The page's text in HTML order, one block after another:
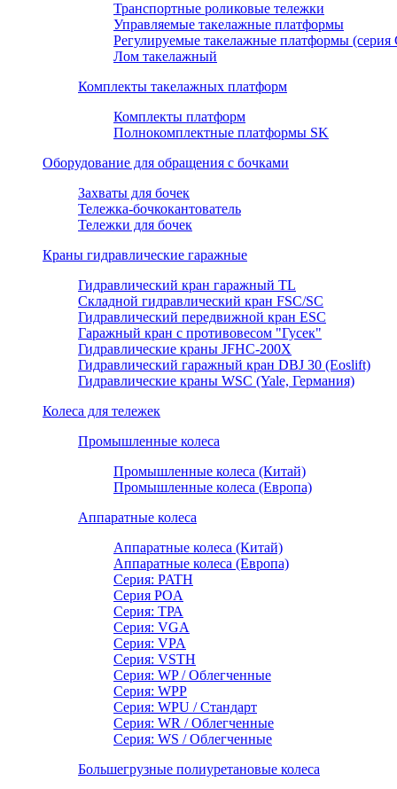
Транспортные роликовые тележки
Управляемые такелажные платформы
Регулируемые такелажные платформы (серия
Лом такелажный
Комплекты такелажных платформ
Комплекты платформ
Полнокомплектные платформы SK
Оборудование для обращения с бочками
Захваты для бочек
Тележка-бочкокантователь
Тележки для бочек
Краны гидравлические гаражные
Гидравлический кран гаражный TL
Складной гидравлический кран FSC/SC
Гидравлический передвижной кран ESC
Гаражный кран с противовесом "Гусек"
Гидравлические краны JFHC-200X
Гидравлический гаражный кран DBJ 30 (Eoslift)
Гидравлические краны WSC (Yale, Германия)
Колеса для тележек
Промышленные колеса
Промышленные колеса (Китай)
Промышленные колеса (Европа)
Аппаратные колеса
Аппаратные колеса (Китай)
Аппаратные колеса (Европа)
Серия: PATH
Серия POA
Серия: ТРА
Серия: VGA
Серия: VPA
Серия: VSTH
Серия: WP / Облегченные
Серия: WPP
Серия: WPU / Стандарт
Серия: WR / Облегченные
Серия: WS / Облегченные
Большегрузные полиуретановые колеса